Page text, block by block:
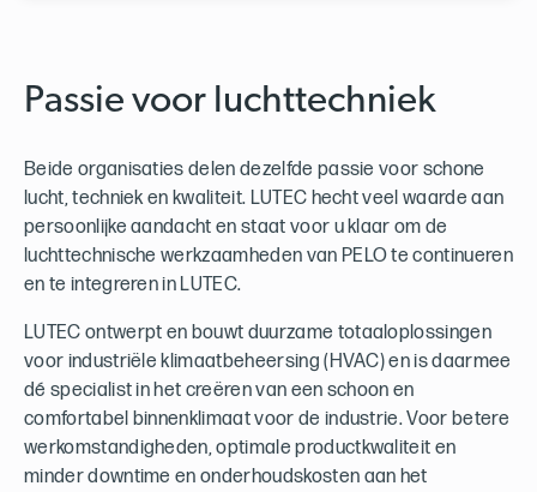
Passie voor luchttechniek
Beide organisaties delen dezelfde passie voor schone
lucht, techniek en kwaliteit. LUTEC hecht veel waarde aan
persoonlijke aandacht en staat voor u klaar om de
luchttechnische werkzaamheden van PELO te continueren
en te integreren in LUTEC.
LUTEC ontwerpt en bouwt duurzame totaaloplossingen
voor industriële klimaatbeheersing (HVAC) en is daarmee
dé specialist in het creëren van een schoon en
comfortabel binnenklimaat voor de industrie. Voor betere
werkomstandigheden, optimale productkwaliteit en
minder downtime en onderhoudskosten aan het